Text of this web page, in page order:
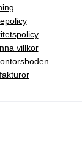
villkor